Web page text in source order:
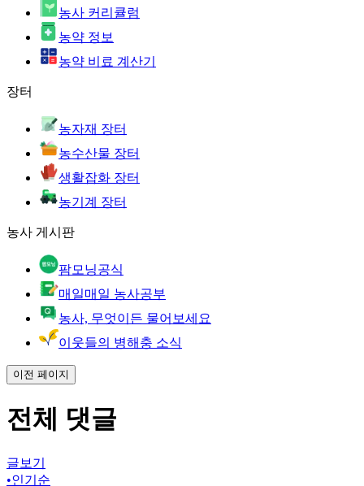
농사 커리큘럼
농약 정보
농약 비료 계산기
장터
농자재 장터
농수산물 장터
생활잡화 장터
농기계 장터
농사 게시판
팜모닝공식
매일매일 농사공부
농사, 무엇이든 물어보세요
이웃들의 병해충 소식
이전 페이지
전체 댓글
글보기
•인기순